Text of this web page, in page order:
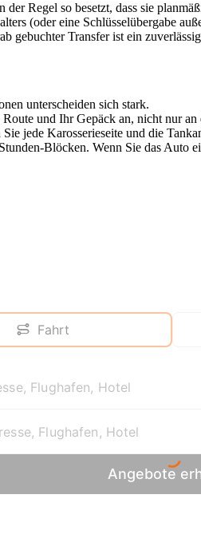
Regel so besetzt, dass sie
(oder eine Schlüsselübergabe
gebuchter Transfer ist ein
unterscheiden sich stark.
und Ihr Gepäck an, nicht nur an
jede Karosserieseite und die
Blöcken. Wenn Sie das Auto